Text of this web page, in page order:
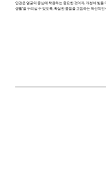
안경은 얼굴의 중심에 착용하는 중요한 것이자, 개성에 빛을
생활'을 누리실 수 있도록, 확실한 품질을 고집하는 혁신적인